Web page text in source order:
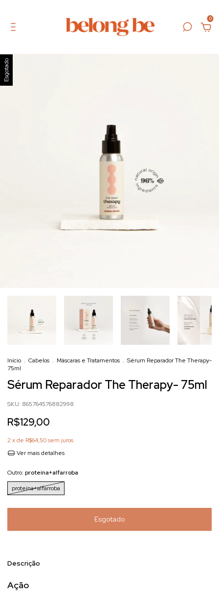
0
Esgotado
Início . Cabelos . Máscaras e Tratamentos . Sérum Reparador The Therapy-
75ml
Sérum Reparador The Therapy- 75ml
SKU: 865764576882998
R$129,00
2 x de R$64,50sem juros
Ver mais detalhes
Outro: proteína+alfarroba
proteína+alfarroba
Descrição
Ação